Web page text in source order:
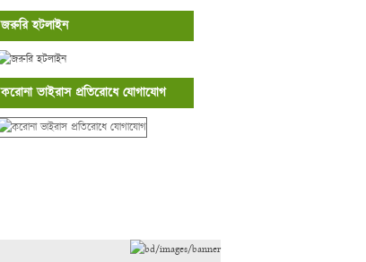
জরুরি হটলাইন
করোনা ভাইরাস প্রতিরোধে যোগাযোগ